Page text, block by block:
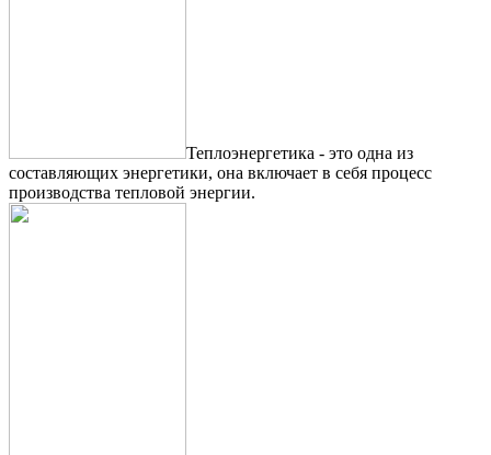
Теплоэнергетика - это одна из
составляющих энергетики, она включает в себя процесс
производства тепловой энергии.